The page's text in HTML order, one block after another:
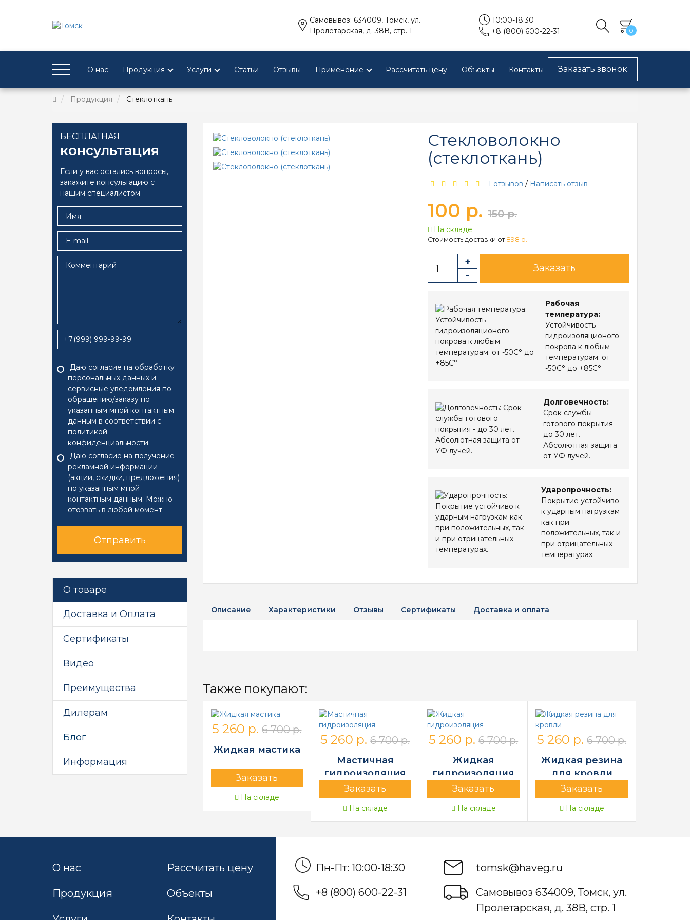
0
Самовывоз: 634009, Томск, ул.
Пролетарская, д. 38В, стр. 1
10:00-18:30
+8 (800) 600-22-31
О нас Продукция Услуги Статьи Отзывы Применение Рассчитать цену Объекты Контакты Заказать звонок
Продукция Стеклоткань
БЕСПЛАТНАЯ
консультация
Если у вас остались вопросы,
закажите консультацию с
нашим специалистом
+7
Даю согласие на обработку
персональных данных и
сервисные уведомления по
обращению/заказу по
указанным мной контактным
данным в соответствии с
политикой
конфиденциальности
Даю согласие на получение
рекламной информации
(акции, скидки, предложения)
по указанным мной
контактным данным. Можно
отозвать в любой момент
Отправить
О товаре
Доставка и Оплата
Сертификаты
Видео
Преимущества
Дилерам
Блог
Информация
Стекловолокно
(стеклоткань)
1 отзывов / Написать отзыв
100 р. 150 р.
На складе
Стоимость доставки от 898 р.
Заказать
Рабочая
температура:
Устойчивость
гидроизоляционого
покрова к любым
температурам: от
-50С° до +85С°
Долговечность:
Срок службы
готового покрытия -
до 30 лет.
Абсолютная защита
от УФ лучей.
Ударопрочность:
Покрытие устойчиво
к ударным нагрузкам
как при
положительных, так и
при отрицательных
температурах.
Описание Характеристики Отзывы Сертификаты Доставка и оплата
Также покупают:
5 260 р. 6 700 р.
Жидкая мастика
Заказать
На складе
5 260 р. 6 700 р.
Мастичная
гидроизоляция
Заказать
На складе
5 260 р. 6 700 р.
Жидкая
гидроизоляция
Заказать
На складе
5 260 р. 6 700 р.
Жидкая резина
для кровли
Заказать
На складе
О нас
Продукция
Рассчитать цену
Объекты
Пн-Пт: 10:00-18:30
tomsk@haveg.ru
+8 (800) 600-22-31
Самовывоз634009,Томск,ул.
Пролетарская, д. 38В, стр. 1